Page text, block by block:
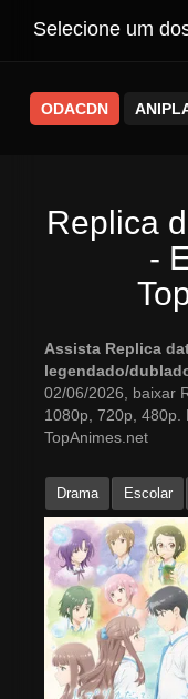
Selecione um
ODACDN
Replica
-
Assista Replica
legendado/
02/06/2026, baixar
1080p, 720p, 480p.
TopAnimes.net
Drama Escolar